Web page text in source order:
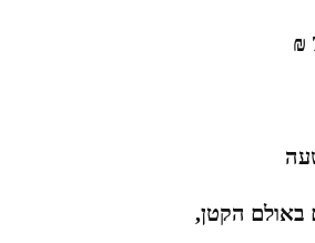
באולם הקטן,